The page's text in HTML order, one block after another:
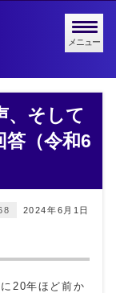
メニュー
、そして
答（令和6
2024年6月1日
20年ほど前か